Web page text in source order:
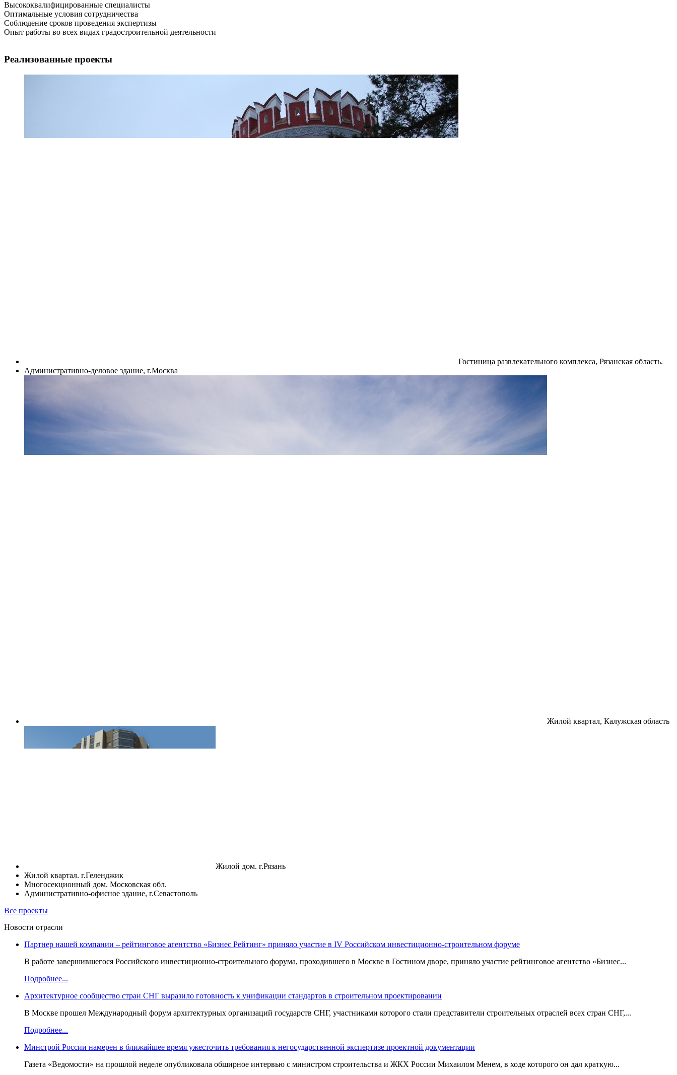
Высококвалифицированные специалисты
Оптимальные условия сотрудничества
Соблюдение сроков проведения экспертизы
Опыт работы во всех видах градостроительной деятельности
Реализованные проекты
Гостиница развлекательного комплекса, Рязанская область.
Административно-деловое здание, г.Москва
Жилой квартал, Калужская область
Жилой дом. г.Рязань
Жилой квартал. г.Геленджик
Многосекционный дом. Московская обл.
Административно-офисное здание, г.Севастополь
Все проекты
Новости отрасли
Партнер нашей компании – рейтинговое агентство «Бизнес Рейтинг» приняло участие в IV Российском инвестиционно-строительном форуме
В работе завершившегося Российского инвестиционно-строительного форума, проходившего в Москве в Гостином дворе, приняло участие рейтинговое агентство «Бизнес...
Подробнее...
Архитектурное сообщество стран СНГ выразило готовность к унификации стандартов в строительном проектировании
В Москве прошел Международный форум архитектурных организаций государств СНГ, участниками которого стали представители строительных отраслей всех стран СНГ,...
Подробнее...
Минстрой России намерен в ближайшее время ужесточить требования к негосударственной экспертизе проектной документации
Газета «Ведомости» на прошлой неделе опубликовала обширное интервью с министром строительства и ЖКХ России Михаилом Менем, в ходе которого он дал краткую...